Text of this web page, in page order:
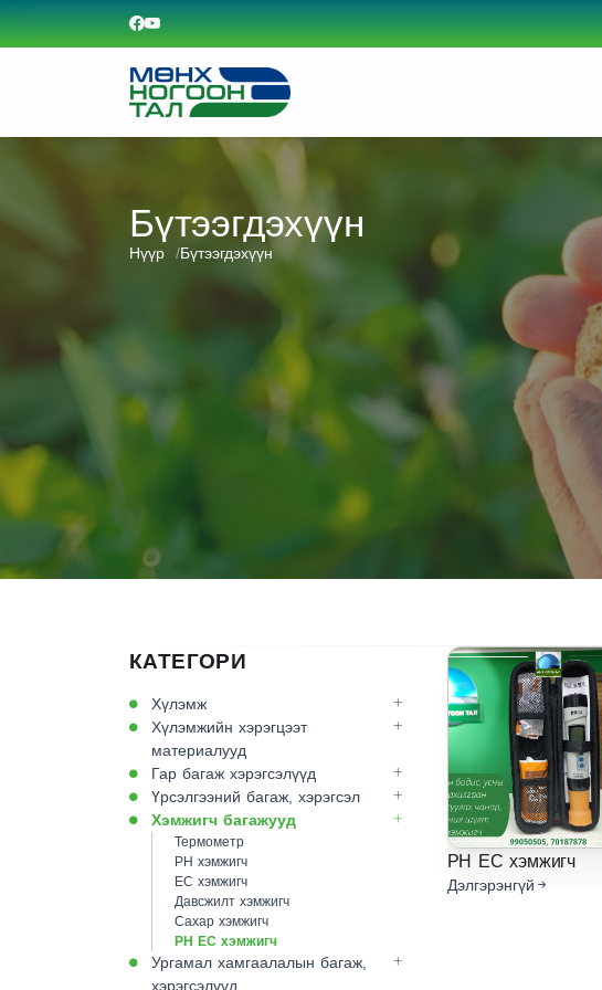
Бүтээгдэхүүн
Нүүр Бүтээгдэхүүн
КАТЕГОРИ
Хүлэмж
Хүлэмжийн хэрэгцээт
материалууд
Гар багаж хэрэгсэлүүд
Үрсэлгээний багаж, хэрэгсэл
Хэмжигч багажууд
Термометр
PH хэмжигч
EC хэмжигч
Давсжилт хэмжигч
Сахар хэмжигч
PH EC хэмжигч
Ургамал хамгаалалын багаж,
хэрэгсэлүүд
PH EC хэмжигч
Дэлгэрэнгүй